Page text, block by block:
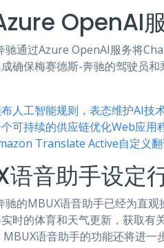
OpenAI
驰通过Azure OpenAI服务将
确保梅赛德斯-奔驰的驾驶员
人工智能规则，表态维护AI技
可持续的供应链优化Web应用
Translate Active自定义
语音助手设定
驰的MBUX语音助手已经为直
时的体育和天气更新，获取有
语音助手的功能还将进一